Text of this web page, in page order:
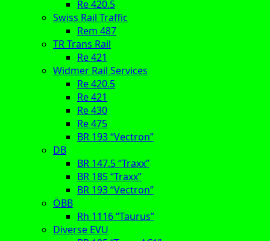
Re 420.5
Swiss Rail Traffic
Rem 487
TR Trans Rail
Re 421
Widmer Rail Services
Re 420.5
Re 421
Re 430
Re 475
BR 193 “Vectron”
DB
BR 147.5 “Traxx”
BR 185 “Traxx”
BR 193 “Vectron”
ÖBB
Rh 1116 “Taurus”
Diverse EVU